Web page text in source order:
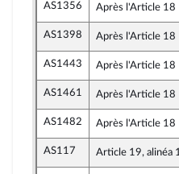
AS1356 Après l'Article 18
AS1398 Après l'Article 18
AS1443 Après l'Article 18
AS1461 Après l'Article 18
AS1482 Après l'Article 18
AS117 Article 19, alinéa 1